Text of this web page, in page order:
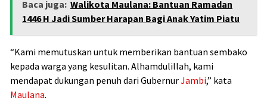
Baca juga: Walikota Maulana: Bantuan Ramadan
1446 H Jadi Sumber Harapan Bagi Anak Yatim Piatu
“Kami memutuskan untuk memberikan bantuan sembako
kepada warga yang kesulitan. Alhamdulillah, kami
mendapat dukungan penuh dari GubernurJambi,” kata
Maulana.